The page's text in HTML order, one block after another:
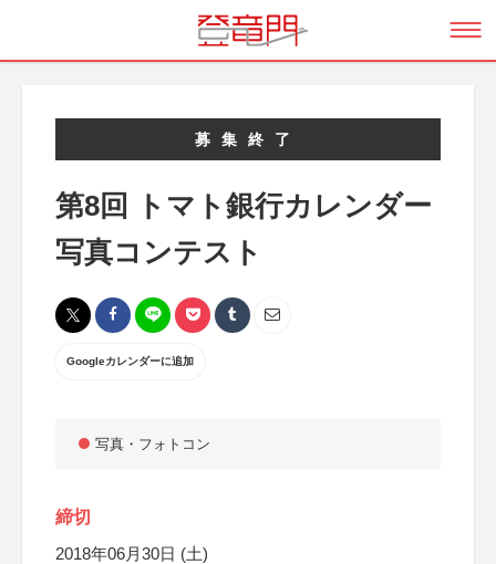
募集終了
第8回 トマト銀行カレンダー
写真コンテスト
Googleカレンダーに追加
写真・フォトコン
締切
2018年06月30日 (土)